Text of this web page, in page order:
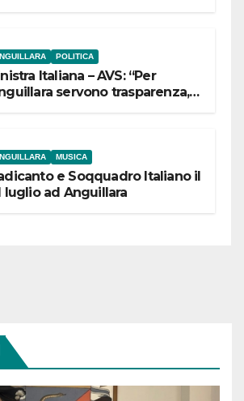
POLITICA
Italiana – AVS: “Per
servono trasparenza,
MUSICA
e Soqquadro Italiano il
luglio ad Anguillara